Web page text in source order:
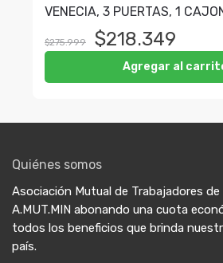
VENECIA, 3 PUERTAS, 1
$275.999 $218.349
Agregar al
Quiénes somos
Asociación Mutual de Trabajadores de
A.MUT.MIN abonando una cuota
todos los beneficios que brinda
país.